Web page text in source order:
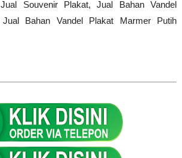
Jual Souvenir Plakat,
Jual Bahan Vandel
Jual Bahan Vandel Plakat Marmer Putih